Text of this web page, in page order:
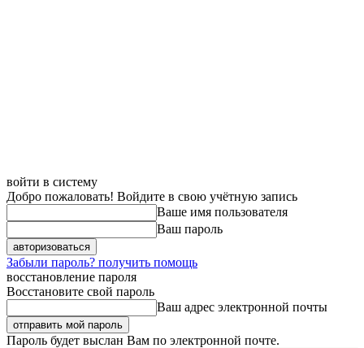
войти в систему
Добро пожаловать! Войдите в свою учётную запись
Ваше имя пользователя
Ваш пароль
Забыли пароль? получить помощь
восстановление пароля
Восстановите свой пароль
Ваш адрес электронной почты
Пароль будет выслан Вам по электронной почте.